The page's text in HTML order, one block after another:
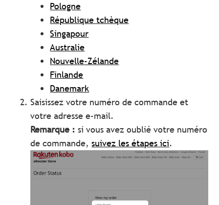
Pologne
République tchèque
Singapour
Australie
Nouvelle-Zélande
Finlande
Danemark
Saisissez votre numéro de commande et
votre adresse e-mail.
Remarque : si vous avez oublié votre numéro
de commande,suivez les étapes ici.